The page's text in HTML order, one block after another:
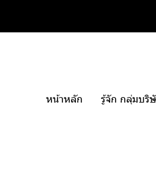
หน้าหลัก รู้จัก กลุ่มบริ